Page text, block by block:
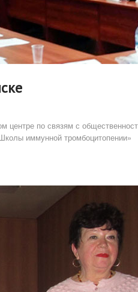
центре по связям с
иммунной тромбоцитопении»